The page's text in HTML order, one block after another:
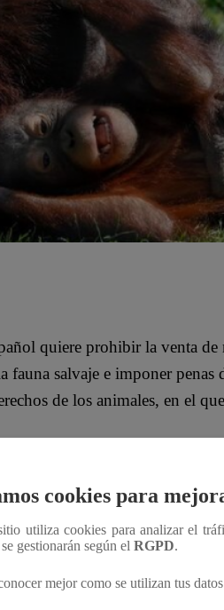
quiere prohibir la venta de
salvaje e imponer penas
de los animales, en el
que se someterá a una
prohibirá los animales
por parte de
sentido común que busca
Derechos Sociales, Ione
cookies para
utiliza cookies para analizar el
gestionarán según el RGPD.
mejor como se utilizan tus